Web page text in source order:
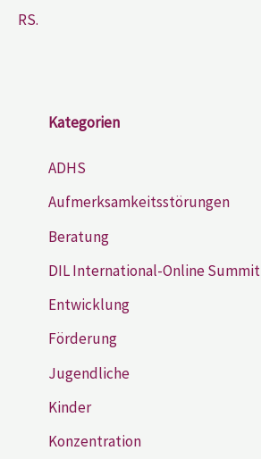
RS.
Kategorien
ADHS
Aufmerksamkeitsstörungen
Beratung
DIL International-Online Summit
Entwicklung
Förderung
Jugendliche
Kinder
Konzentration